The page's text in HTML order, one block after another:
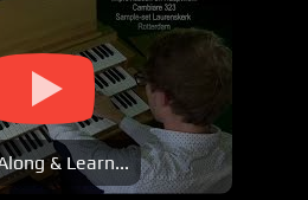
& Learn...